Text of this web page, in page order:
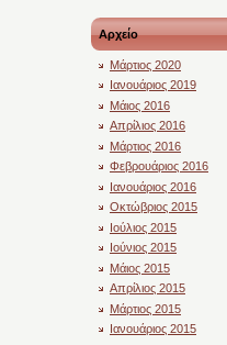
Αρχείο
Μάρτιος 2020
Ιανουάριος 2019
Μάιος 2016
Απρίλιος 2016
Μάρτιος 2016
Φεβρουάριος 2016
Ιανουάριος 2016
Οκτώβριος 2015
Ιούλιος 2015
Ιούνιος 2015
Μάιος 2015
Απρίλιος 2015
Μάρτιος 2015
Ιανουάριος 2015